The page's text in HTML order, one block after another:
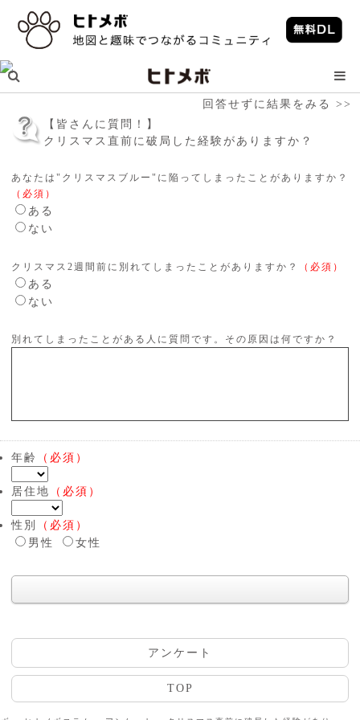
回答せずに結果をみる >>
【皆さんに質問！】
クリスマス直前に破局した経験がありますか？
あなたは"クリスマスブルー"に陥ってしまったことがありますか？
（必須）
ある
ない
クリスマス2週間前に別れてしまったことがありますか？ （必須）
ある
ない
別れてしまったことがある人に質問です。その原因は何ですか？
年齢 （必須）
居住地 （必須）
性別
（必須）
男性
女性
アンケート
TOP